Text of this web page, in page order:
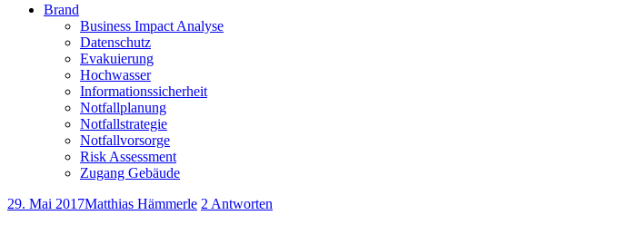
Brand
Business Impact Analyse
Datenschutz
Evakuierung
Hochwasser
Informationssicherheit
Notfallplanung
Notfallstrategie
Notfallvorsorge
Risk Assessment
Zugang Gebäude
29. Mai 2017Matthias Hämmerle 2 Antworten